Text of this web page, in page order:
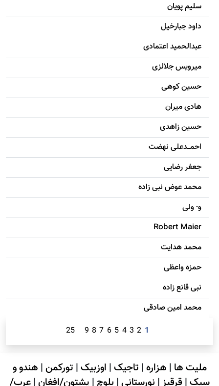
سليم پویان
داود جبارخیل
عبدالحمید اعتمادی
میرویس جلالزی
حسين کوهی
هادی ميران
حسين زاهدی
احمـــدعلی نهضت
جعفر رضایی
محمد عوض نبی زاده
و- ولی
Robert Maier
محمد هدایت
حمزه واعظی
نبی قانع زاده
محمد امين صادقی
1
2
3
4
5
6
7
8
9
25
ملیت ها | هزاره| تاجیک| اوزبیک| تورکمن| هندو و
سیک| قرقیز| نورستانی| بلوچ | پشتون/افغان|عرب/